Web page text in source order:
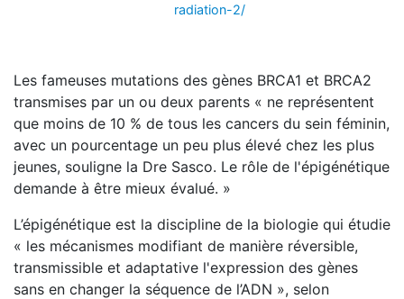
radiation-2/
Les fameuses mutations des gènes BRCA1 et BRCA2
transmises par un ou deux parents « ne représentent
que moins de 10 % de tous les cancers du sein féminin,
avec un pourcentage un peu plus élevé chez les plus
jeunes, souligne la Dre Sasco. Le rôle de l'épigénétique
demande à être mieux évalué. »
L’épigénétique est la discipline de la biologie qui étudie
« les mécanismes modifiant de manière réversible,
transmissible et adaptative l'expression des gènes
sans en changer la séquence de l’ADN », selon